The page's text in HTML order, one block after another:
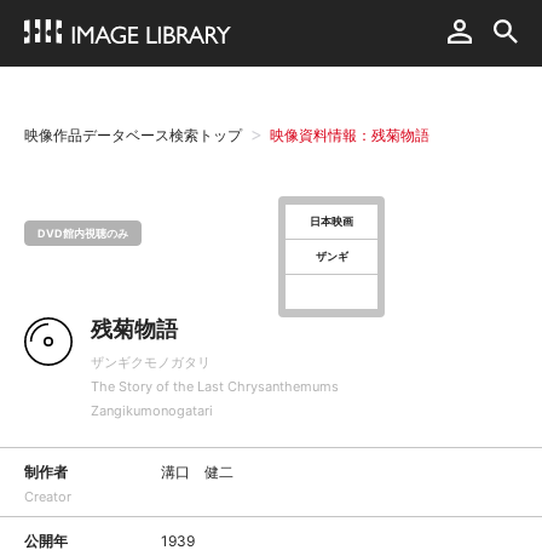
映像作品データベース検索トップ 映像資料情報：残菊物語
DVD館内視聴のみ
日本映画
ザンギ
残菊物語
ザンギクモノガタリ
The Story of the Last Chrysanthemums
Zangikumonogatari
制作者
Creator
溝口 健二
公開年 1939